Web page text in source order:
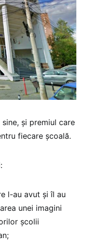
și premiul care
fiecare școală.
l-au avut și îl au
unei imagini
școlii